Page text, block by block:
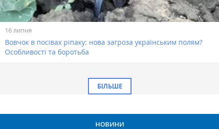
16 липня
Вовчок в посівах ріпаку: нова загроза українським полям?
Особливості та боротьба
БІЛЬШЕ
НОВИНИ